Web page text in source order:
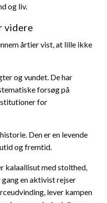
og liv.
videre
årtier vist, at lille ikke
og vundet. De har
forsøg på
for
Den er en levende
og fremtid.
kalaallisut med stolthed,
en aktivist rejser
lever kampen